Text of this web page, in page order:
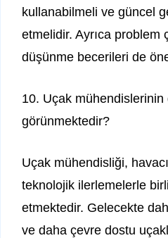
kullanabilmeli ve güncel
etmelidir. Ayrıca problem
düşünme becerileri de
10. Uçak mühendislerinin
görünmektedir?
Uçak mühendisliği,
teknolojik ilerlemelerle
etmektedir. Gelecekte
ve daha çevre dostu